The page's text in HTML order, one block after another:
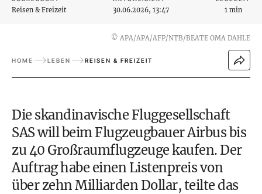
Reisen & Freizeit 30.06.2026, 13:47 1 min
© APA/APA/AFP/NTB/BEATE OMA DAHLE
HOME LEBEN REISEN & FREIZEIT
Die skandinavische Fluggesellschaft
SAS will beim Flugzeugbauer Airbus bis
zu 40 Großraumflugzeuge kaufen. Der
Auftrag habe einen Listenpreis von
über zehn Milliarden Dollar, teilte das